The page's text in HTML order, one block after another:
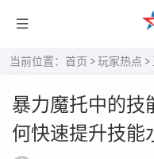
当前位置： 首页 >玩家热点 >
暴力魔托中的技
何快速提升技能